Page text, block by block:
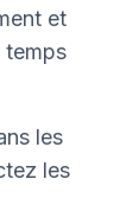
et
temps
les
les